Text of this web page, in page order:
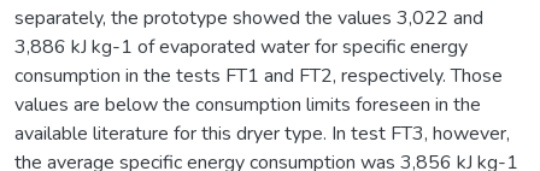
separately, the prototype showed the values 3,022 and
3,886 kJ kg-1 of evaporated water for specific energy
consumption in the tests FT1 and FT2, respectively. Those
values are below the consumption limits foreseen in the
available literature for this dryer type. In test FT3, however,
the average specific energy consumption was 3,856 kJ kg-1